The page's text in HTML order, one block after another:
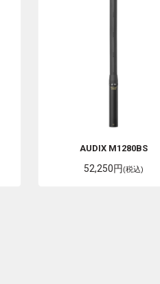
AUDIX M1280BS
52,250円(税込)